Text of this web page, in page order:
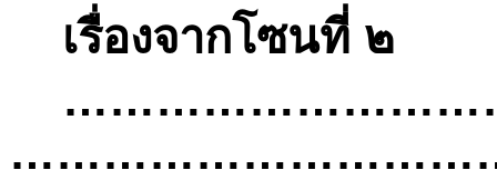
เรื่องจากโซนที่ ๒